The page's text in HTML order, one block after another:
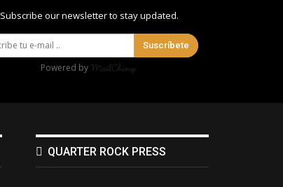
Subscribe our newsletter to stay updated.
Suscríbete
Powered by
QUARTER ROCK PRESS